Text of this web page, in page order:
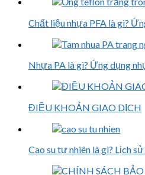
Chất liệu nhựa PFA là gì?
Nhựa PA là gì? Ứng dụng
ĐIỀU KHOẢN GIAO DỊCH
Cao su tự nhiên là gì? Lịch